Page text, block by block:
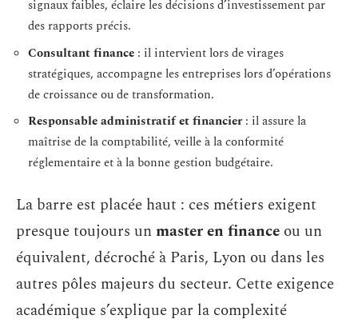
signaux faibles, éclaire les décisions d’investissement par
des rapports précis.
Consultant finance : il intervient lors de virages
stratégiques, accompagne les entreprises lors d’opérations
de croissance ou de transformation.
Responsable administratif et financier: il assure la
maîtrise de la comptabilité, veille à la conformité
réglementaire et à la bonne gestion budgétaire.
La barre est placée haut : ces métiers exigent
presque toujours unmaster en finance ou un
équivalent, décroché à Paris, Lyon ou dans les
autres pôles majeurs du secteur. Cette exigence
académique s’explique par la complexité